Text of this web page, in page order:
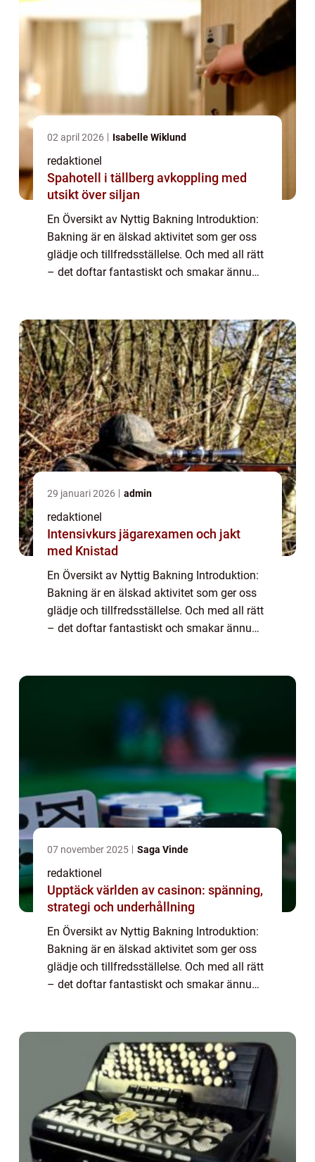
02 april 2026 Isabelle Wiklund
redaktionel
Spahotell i tällberg avkoppling med
utsikt över siljan
En Översikt av Nyttig Bakning Introduktion:
Bakning är en älskad aktivitet som ger oss
glädje och tillfredsställelse. Och med all rätt
– det doftar fantastiskt och smakar ännu
29 januari 2026 admin
redaktionel
Intensivkurs jägarexamen och jakt
med Knistad
En Översikt av Nyttig Bakning Introduktion:
Bakning är en älskad aktivitet som ger oss
glädje och tillfredsställelse. Och med all rätt
– det doftar fantastiskt och smakar ännu
07 november 2025 Saga Vinde
redaktionel
Upptäck världen av casinon: spänning,
strategi och underhållning
En Översikt av Nyttig Bakning Introduktion:
Bakning är en älskad aktivitet som ger oss
glädje och tillfredsställelse. Och med all rätt
– det doftar fantastiskt och smakar ännu